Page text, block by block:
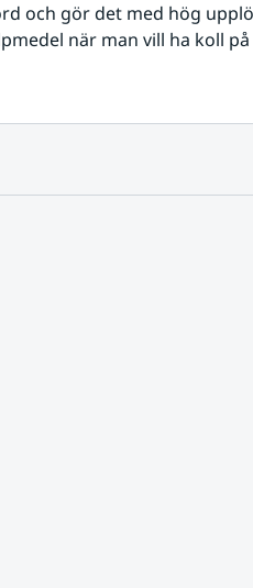
och gör det med hög
när man vill ha koll